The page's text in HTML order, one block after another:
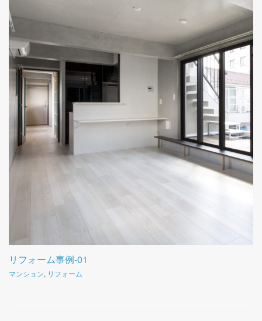
リフォーム事例-01
マンション, リフォーム